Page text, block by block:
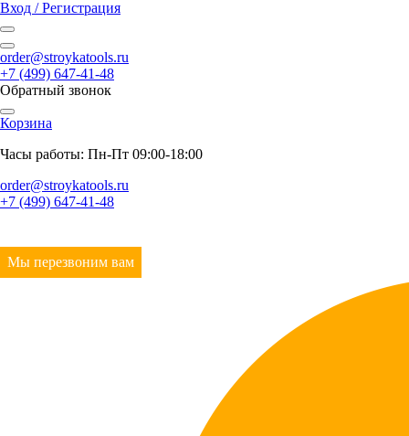
Вход / Регистрация
order@stroykatools.ru
+7 (499) 647-41-48
Обратный звонок
Корзина
Часы работы: Пн-Пт 09:00-18:00
order@stroykatools.ru
+7 (499) 647-41-48
Мы перезвоним вам